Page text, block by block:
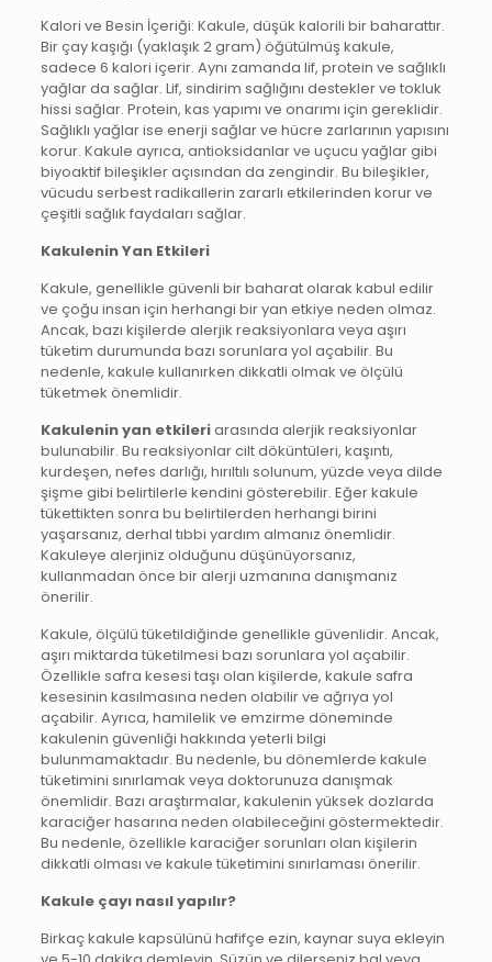
Kalori ve Besin İçeriği: Kakule, düşük kalorili bir baharattır.
Bir çay kaşığı (yaklaşık 2 gram) öğütülmüş kakule,
sadece 6 kalori içerir. Aynı zamanda lif, protein ve sağlıklı
yağlar da sağlar. Lif, sindirim sağlığını destekler ve tokluk
hissi sağlar. Protein, kas yapımı ve onarımı için gereklidir.
Sağlıklı yağlar ise enerji sağlar ve hücre zarlarının yapısını
korur. Kakule ayrıca, antioksidanlar ve uçucu yağlar gibi
biyoaktif bileşikler açısından da zengindir. Bu bileşikler,
vücudu serbest radikallerin zararlı etkilerinden korur ve
çeşitli sağlık faydaları sağlar.
Kakulenin Yan Etkileri
Kakule, genellikle güvenli bir baharat olarak kabul edilir
ve çoğu insan için herhangi bir yan etkiye neden olmaz.
Ancak, bazı kişilerde alerjik reaksiyonlara veya aşırı
tüketim durumunda bazı sorunlara yol açabilir. Bu
nedenle, kakule kullanırken dikkatli olmak ve ölçülü
tüketmek önemlidir.
Kakulenin yan etkileriarasında alerjik reaksiyonlar
bulunabilir. Bu reaksiyonlar cilt döküntüleri, kaşıntı,
kurdeşen, nefes darlığı, hırıltılı solunum, yüzde veya dilde
şişme gibi belirtilerle kendini gösterebilir. Eğer kakule
tükettikten sonra bu belirtilerden herhangi birini
yaşarsanız, derhal tıbbi yardım almanız önemlidir.
Kakuleye alerjiniz olduğunu düşünüyorsanız,
kullanmadan önce bir alerji uzmanına danışmanız
önerilir.
Kakule, ölçülü tüketildiğinde genellikle güvenlidir. Ancak,
aşırı miktarda tüketilmesi bazı sorunlara yol açabilir.
Özellikle safra kesesi taşı olan kişilerde, kakule safra
kesesinin kasılmasına neden olabilir ve ağrıya yol
açabilir. Ayrıca, hamilelik ve emzirme döneminde
kakulenin güvenliği hakkında yeterli bilgi
bulunmamaktadır. Bu nedenle, bu dönemlerde kakule
tüketimini sınırlamak veya doktorunuza danışmak
önemlidir. Bazı araştırmalar, kakulenin yüksek dozlarda
karaciğer hasarına neden olabileceğini göstermektedir.
Bu nedenle, özellikle karaciğer sorunları olan kişilerin
dikkatli olması ve kakule tüketimini sınırlaması önerilir.
Kakule çayı nasıl yapılır?
Birkaç kakule kapsülünü hafifçe ezin, kaynar suya ekleyin